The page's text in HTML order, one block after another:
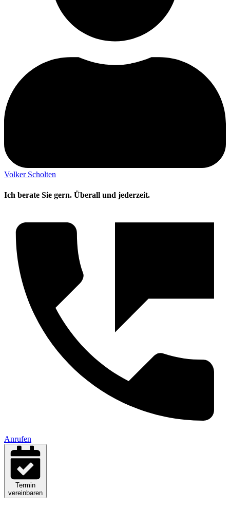
Volker Scholten
Ich berate Sie gern. Überall und jederzeit.
Anrufen
Termin
vereinbaren